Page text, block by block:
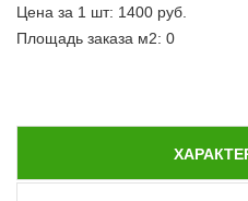
Цена за 1 шт: 1400 руб.
Площадь заказа м2: 0